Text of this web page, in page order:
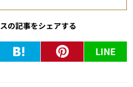
の記事をシェアする
LINE